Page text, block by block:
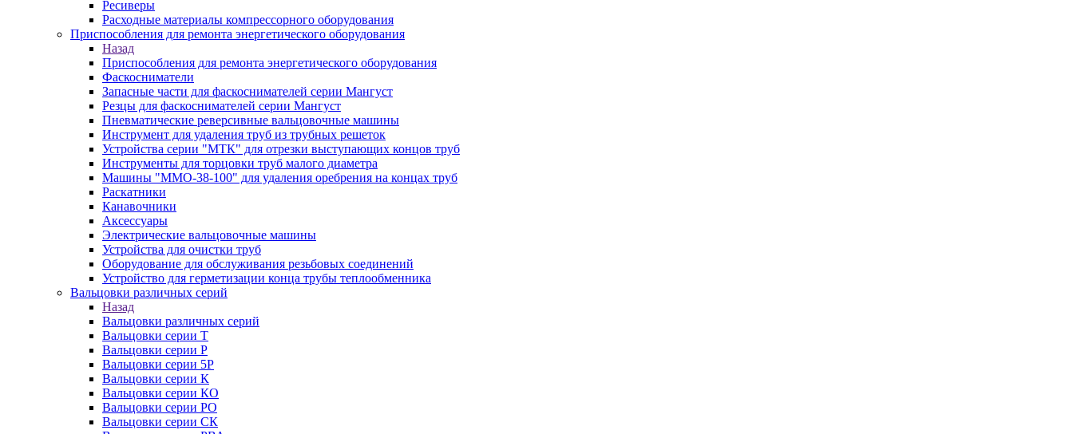
Ресиверы
Расходные материалы компрессорного оборудования
Приспособления для ремонта энергетического оборудования
Назад
Приспособления для ремонта энергетического оборудования
Фаскосниматели
Запасные части для фаскоснимателей серии Мангуст
Резцы для фаскоснимателей серии Мангуст
Пневматические реверсивные вальцовочные машины
Инструмент для удаления труб из трубных решеток
Устройства серии "МТК" для отрезки выступающих концов труб
Инструменты для торцовки труб малого диаметра
Машины "ММО-38-100" для удаления оребрения на концах труб
Раскатники
Канавочники
Аксессуары
Электрические вальцовочные машины
Устройства для очистки труб
Оборудование для обслуживания резьбовых соединений
Устройство для герметизации конца трубы теплообменника
Вальцовки различных серий
Назад
Вальцовки различных серий
Вальцовки серии Т
Вальцовки серии Р
Вальцовки серии 5Р
Вальцовки серии К
Вальцовки серии КО
Вальцовки серии РО
Вальцовки серии СК